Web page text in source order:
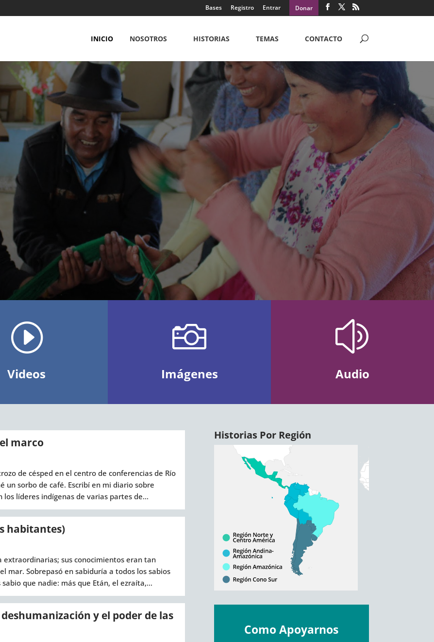
Bases Registro Entrar Donar
INICIO NOSOTROS HISTORIAS TEMAS CONTACTO
DE DIÁLOGOS INTERCULTURALES
indígenas cristianas, espiritualidades indígenas y la iglesia global
I
Videos

Imágenes
z
Audio
marco
de césped en el centro de conferencias de Río
un sorbo de café. Escribí en mi diario sobre
líderes indígenas de varias partes de...
habitantes)
extraordinarias; sus conocimientos eran tan
mar. Sobrepasó en sabiduría a todos los sabios
que nadie: más que Etán, el ezraíta,...
y el poder de las
Historias Por Región
Como Apoyarnos